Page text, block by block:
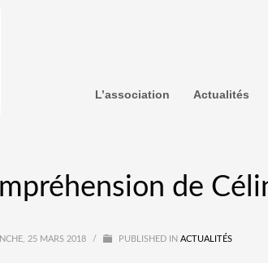
L’association Actualités
de
25 MARS 2018 / PUBLISHED IN ACTUALITÉS